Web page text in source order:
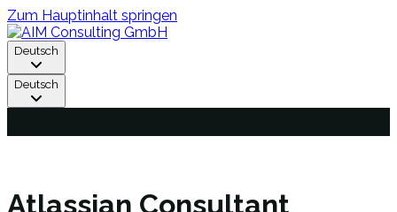
Zum Hauptinhalt springen
Deutsch
Deutsch
Atlassian Consultant